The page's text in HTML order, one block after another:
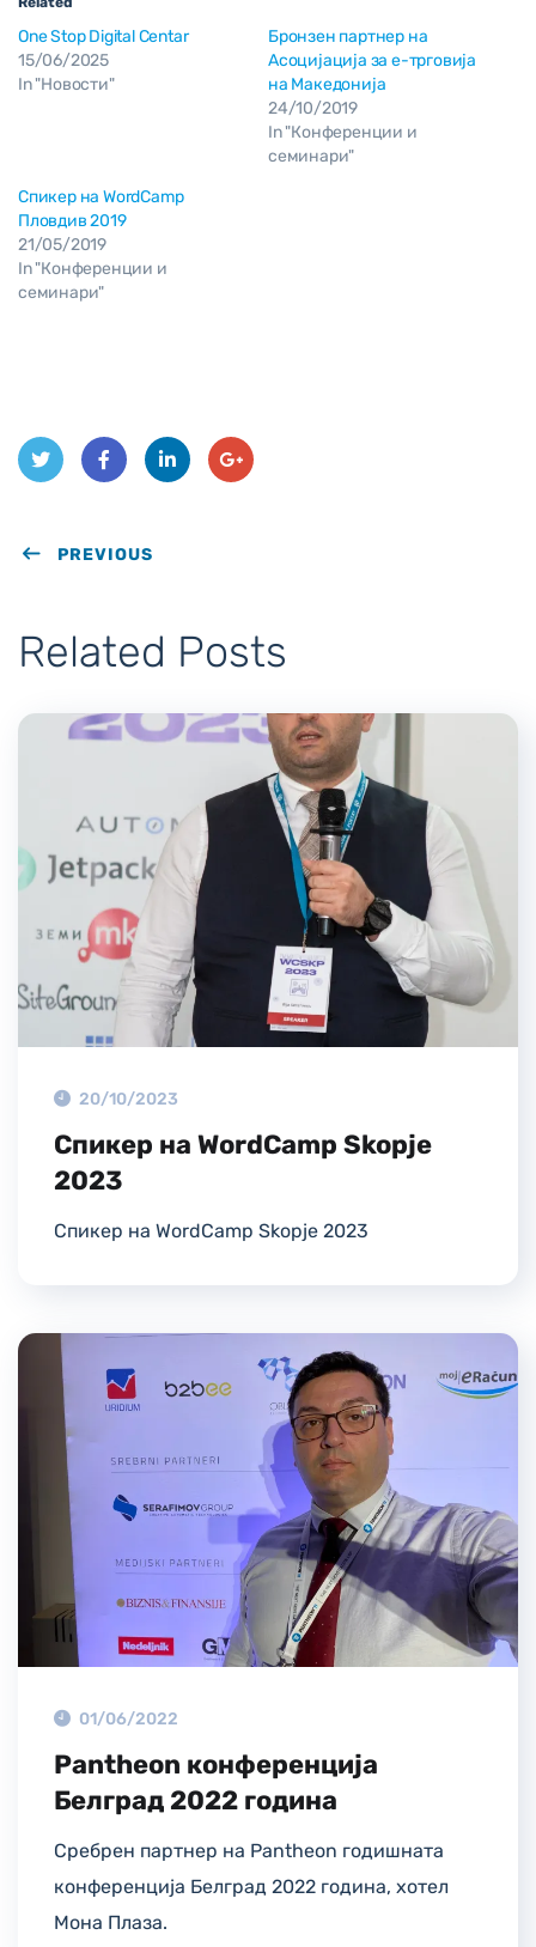
One Stop Digital Centar
15/06/2025
In "Новости"
Бронзен партнер на
Асоцијација за е-трговија
на Македонија
24/10/2019
In "Конференции и
семинари"
Спикер на WordCamp
Пловдив 2019
21/05/2019
In "Конференции и
семинари"
ter book edIn
PREVIOUS
Related Posts
20/10/2023
Спикер на WordCamp Skopje
2023
Спикер на WordCamp Skopje 2023
01/06/2022
Pantheon конференција
Белград 2022 година
Сребрен партнер на Pantheon годишната
конференција Белград 2022 година, хотел
Мона Плаза.